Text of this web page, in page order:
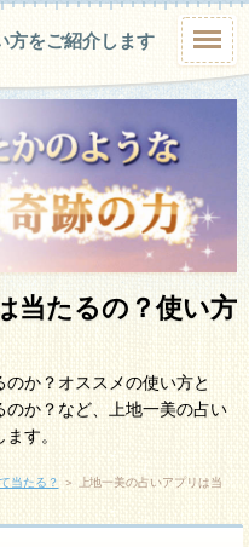
方をご紹介します
当たるの？使い方
のか？オススメの使い方と
か？など、上地一美の占い
す。
当たる？ ＞
上地一美の占いアプリは当